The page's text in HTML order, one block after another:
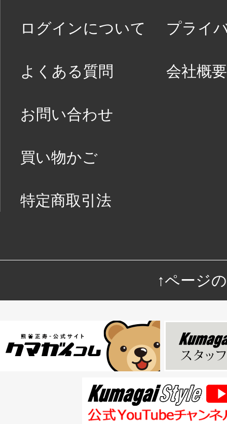
ログインについて
よくある質問
お問い合わせ
買い物かご
特定商取引法
プライ
会社概要
↑ページ